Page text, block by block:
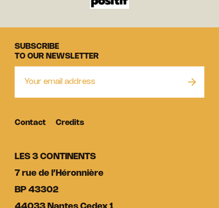
LES 3 CONTINENTS
7 rue de l’Héronnière
BP 43302
44033 Nantes Cedex 1
SUBSCRIBE
TO OUR NEWSLETTER
Contact Credits